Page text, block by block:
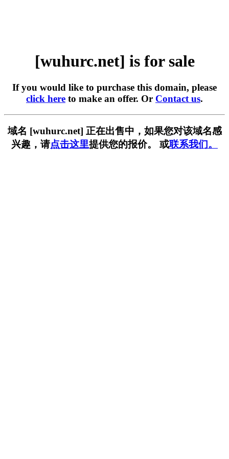
[wuhurc.net] is for sale
If you would like to purchase this domain, please
click here to make an offer. Or Contact us.
域名 [wuhurc.net] 正在出售中，如果您对该域名感
兴趣，请点击这里提供您的报价。 或联系我们。